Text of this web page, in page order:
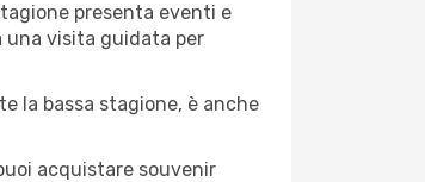
presenta eventi e
una visita guidata per
la bassa stagione, è anche
acquistare souvenir